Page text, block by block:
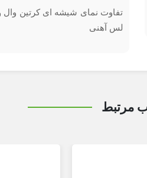
تفاوت نمای شیشه ای کرتین وال
لس آهنی
مرتبط